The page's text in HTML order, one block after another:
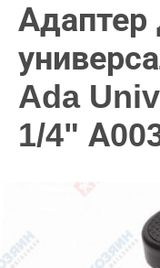
Адаптер
Ada
1/4"